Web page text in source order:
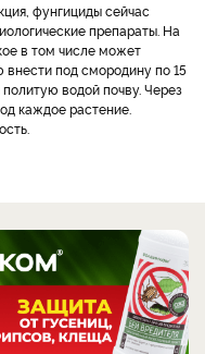
фунгициды сейчас
препараты. На
в том числе может
внести под смородину по 15
водой почву. Через
каждое растение.